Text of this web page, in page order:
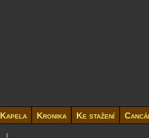
Kapela Kronika Ke stažení